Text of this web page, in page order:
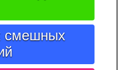
смешных